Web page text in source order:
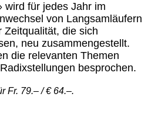
wird für jedes Jahr im
von Langsamläufern
Zeitqualität, die sich
neu zusammengestellt.
die relevanten Themen
besprochen.
Fr. 79.– / € 64.–.